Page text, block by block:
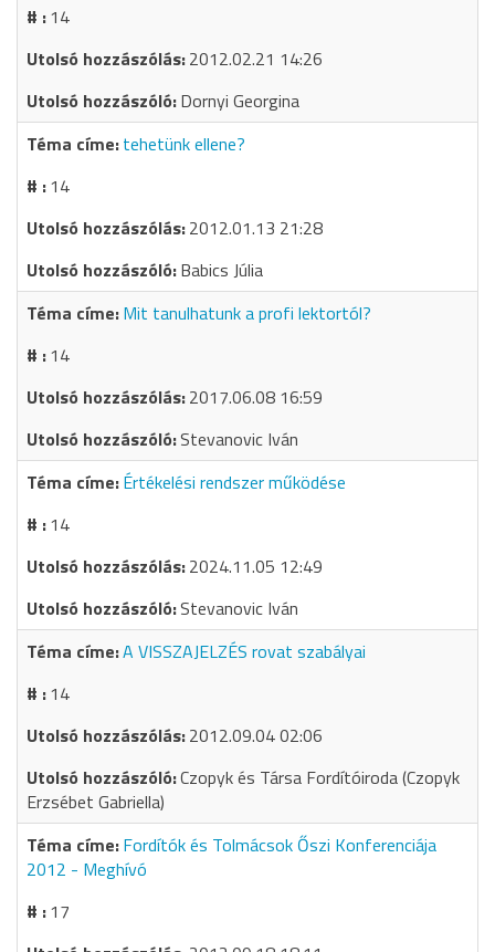
14
2012.02.21 14:26
Dornyi Georgina
tehetünk ellene?
14
2012.01.13 21:28
Babics Júlia
Mit tanulhatunk a profi lektortól?
14
2017.06.08 16:59
Stevanovic Iván
Értékelési rendszer működése
14
2024.11.05 12:49
Stevanovic Iván
A VISSZAJELZÉS rovat szabályai
14
2012.09.04 02:06
Czopyk és Társa Fordítóiroda (Czopyk
Erzsébet Gabriella)
Fordítók és Tolmácsok Őszi Konferenciája
2012 - Meghívó
17